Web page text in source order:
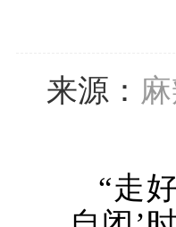
来源：
“走